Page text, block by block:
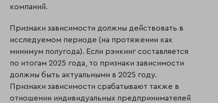
компаний.
Признаки зависимости должны действовать в
исследуемом периоде (на протяжении как
минимум полугода). Если рэнкинг составляется
по итогам 2025 года, то признаки зависимости
должны быть актуальными в 2025 году.
Признаки зависимости срабатывают также в
отношении индивидуальных предпринимателей